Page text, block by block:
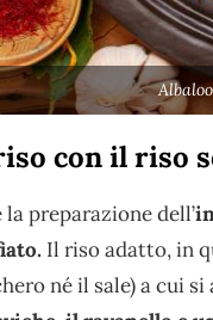
con il riso
preparazione dell’
Il riso adatto, in
né il sale) a cui si